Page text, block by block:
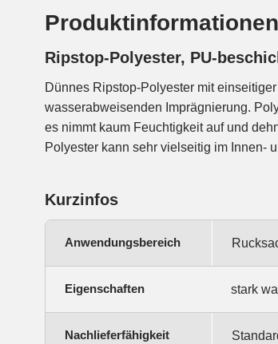
Produktinformationen
Ripstop-Polyester, PU-
Dünnes Ripstop-Polyester mit
wasserabweisenden Imprägnierung.
es nimmt kaum Feuchtigkeit auf und
Polyester kann sehr vielseitig im Innen-
z.B. als Sonnen- und Windschutz. Durch seine
Inflatables, es ist einfach zu
Kurzinfos
Anwendungsbereich
Eigenschaften stark
Nachlieferfähigkeit